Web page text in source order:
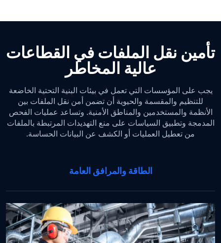
تأمين نقل الملفات في القطاعات
عالية المخاطر
يجب على المؤسسات التي تعمل في بيئات البنية التحتية الخاضعة
للتنظيم والمقسمة والحيوية أن تضمن أمن نقل الملفات بين
الأنظمة والمستخدمين والمناطق الأمنية. وتساعد عمليات الفحص
المدمجة وتطبيق السياسات على منع التهديدات المرتبطة بالملفات
من تعطيل العمليات أو الكشف عن البيانات الحساسة.
الطاقة والمرافق العامة